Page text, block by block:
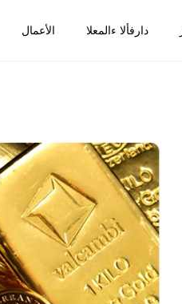
الأعمال دارفألا ءالمعلا